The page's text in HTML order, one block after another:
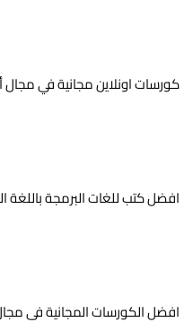
كورسات اونلاين مجانية في
افضل كتب للغات البرمجة باللغة